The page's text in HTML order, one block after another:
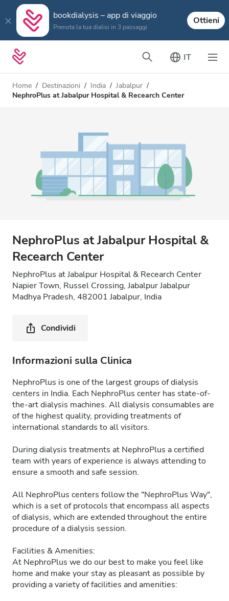
bookdialysis – app di viaggio
Prenota la tua dialisi in 3 passaggi
Ottieni
IT
Home Destinazioni India
Jabalpur
NephroPlus at Jabalpur Hospital & Recearch Center
NephroPlus at Jabalpur Hospital &
Recearch Center
NephroPlus at Jabalpur Hospital & Recearch Center
Napier Town, Russel Crossing, Jabalpur Jabalpur
Madhya Pradesh, 482001 Jabalpur, India
Condividi
Informazioni sulla Clinica
NephroPlus is one of the largest groups of dialysis
centers in India. Each NephroPlus center has state-of-
the-art dialysis machines. All dialysis consumables are
of the highest quality, providing treatments of
international standards to all visitors.
During dialysis treatments at NephroPlus a certified
team with years of experience is always attending to
ensure a smooth and safe session.
All NephroPlus centers follow the "NephroPlus Way",
which is a set of protocols that encompass all aspects
of dialysis, which are extended throughout the entire
procedure of a dialysis session.
Facilities & Amenities:
At NephroPlus we do our best to make you feel like
home and make your stay as pleasant as possible by
providing a variety of facilities and amenities: